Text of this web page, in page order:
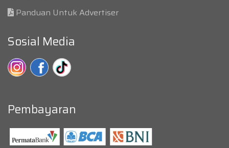
Panduan Untuk Advertiser
Sosial Media
Pembayaran